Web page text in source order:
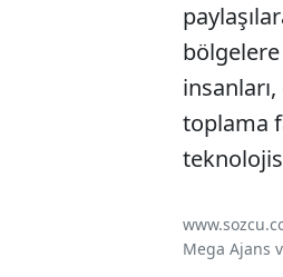
toplama
Mega Ajans